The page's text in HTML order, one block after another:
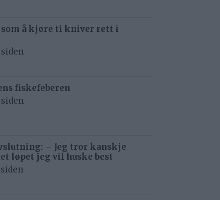
som å kjøre ti kniver rett i
fiskefeberen
– Jeg tror kanskje
løpet jeg vil huske best